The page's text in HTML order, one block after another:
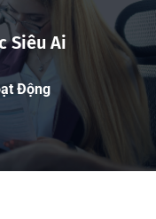
Siêu Ai
Động